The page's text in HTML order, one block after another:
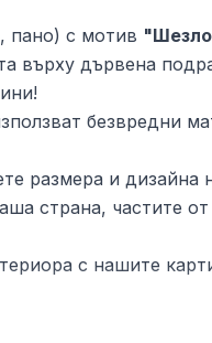
пано) с мотив
върху дървена
безвредни
размера и дизайна
страна, частите
с нашите